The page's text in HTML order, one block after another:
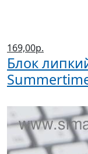
169,00р.
Блок